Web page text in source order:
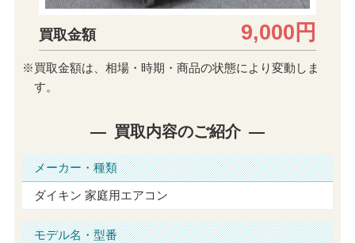
買取金額 9,000円
※買取金額は、相場・時期・商品の状態により変動しま
す。
買取内容のご紹介
メーカー・種類
ダイキン 家庭用エアコン
モデル名・型番